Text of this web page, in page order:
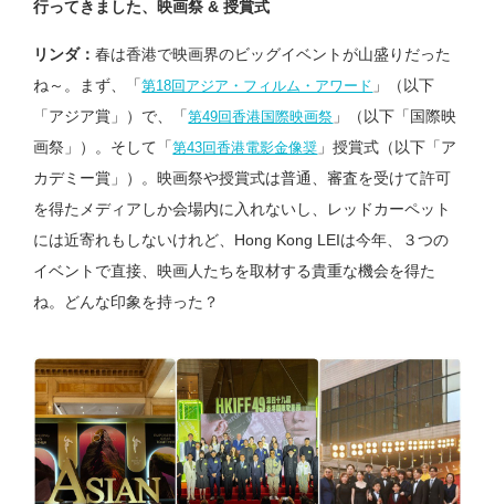
行ってきました、映画祭 &授賞式
リンダ：春は香港で映画界のビッグイベントが山盛りだった
ね～。まず、「第18回アジア・フィルム・アワード 」（以下
「アジア賞」）で、「第49回香港国際映画祭 」（以下「国際映
画祭」）。そして「第43回香港電影金像奨 」授賞式（以下「ア
カデミー賞」）。映画祭や授賞式は普通、審査を受けて許可
を得たメディアしか会場内に入れないし、レッドカーペット
には近寄れもしないけれど、Hong Kong LEIは今年、３つの
イベントで直接、映画人たちを取材する貴重な機会を得た
ね。どんな印象を持った？